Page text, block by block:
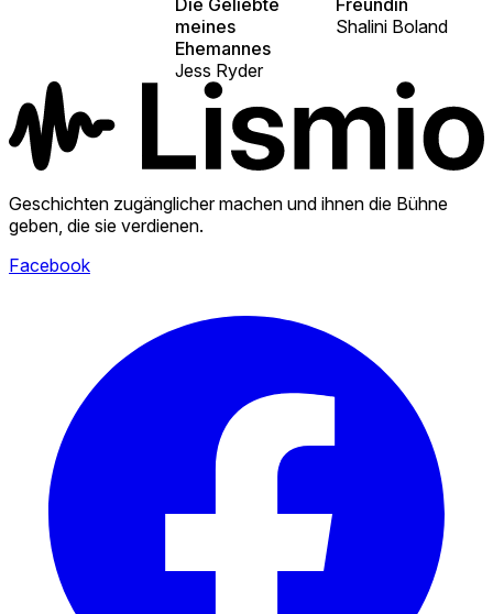
meines
Ehemannes
Jess Ryder
Shalini Boland
Geschichten zugänglicher machen und ihnen die Bühne
geben, die sie verdienen.
Facebook